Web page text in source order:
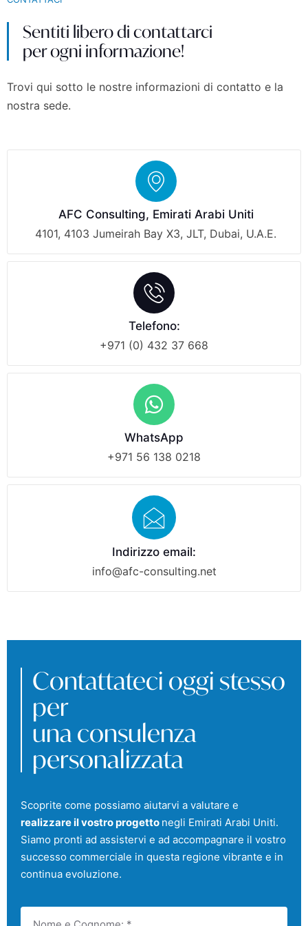
Contattateci oggi stesso
per
una consulenza
personalizzata
Scoprite come possiamo aiutarvi a valutare e
realizzare il vostro progetto negli Emirati Arabi Uniti.
Siamo pronti ad assistervi e ad accompagnare il vostro
successo commerciale in questa regione vibrante e in
continua evoluzione.
Sentiti libero di contattarci
per ogni informazione!
Trovi qui sotto le nostre informazioni di contatto e la
nostra sede.
AFC Consulting, Emirati Arabi Uniti
4101, 4103 Jumeirah Bay X3, JLT, Dubai, U.A.E.
Telefono:
+971 (0) 432 37 668
WhatsApp
+971 56 138 0218
Indirizzo email:
info@afc-consulting.net